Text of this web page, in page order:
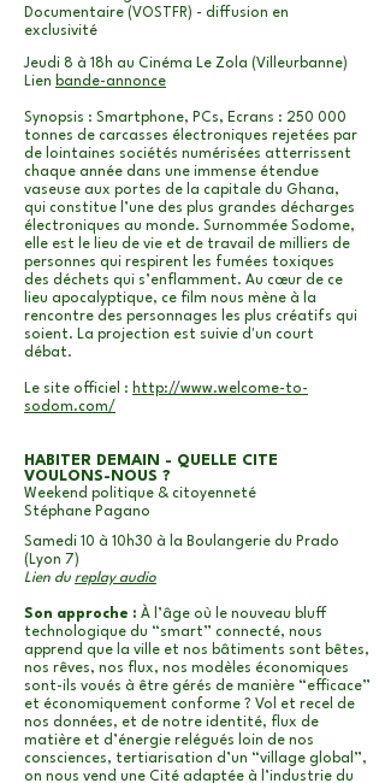
Documentaire (VOSTFR) - diffusion en
exclusivité
Jeudi 8 à 18h au Cinéma Le Zola (Villeurbanne)
Lien bande-annonce
Synopsis : Smartphone, PCs, Ecrans : 250 000
tonnes de carcasses électroniques rejetées par
de lointaines sociétés numérisées atterrissent
chaque année dans une immense étendue
vaseuse aux portes de la capitale du Ghana,
qui constitue l’une des plus grandes décharges
électroniques au monde. Surnommée Sodome,
elle est le lieu de vie et de travail de milliers de
personnes qui respirent les fumées toxiques
des déchets qui s’enflamment. Au cœur de ce
lieu apocalyptique, ce film nous mène à la
rencontre des personnages les plus créatifs qui
soient. La projection est suivie d'un court
débat.
Le site officiel : http://www.welcome-to-
sodom.com/
HABITER DEMAIN - QUELLE CITE
VOULONS-NOUS ?
Weekend politique & citoyenneté
Stéphane Pagano
Samedi 10 à 10h30 à la Boulangerie du Prado
(Lyon 7)
Lien du replay audio
Son approche : À l’âge où le nouveau bluff
technologique du “smart” connecté, nous
apprend que la ville et nos bâtiments sont bêtes,
nos rêves, nos flux, nos modèles économiques
sont-ils voués à être gérés de manière “efficace”
et économiquement conforme ? Vol et recel de
nos données, et de notre identité, flux de
matière et d’énergie relégués loin de nos
consciences, tertiarisation d’un “village global”,
on nous vend une Cité adaptée à l’industrie du